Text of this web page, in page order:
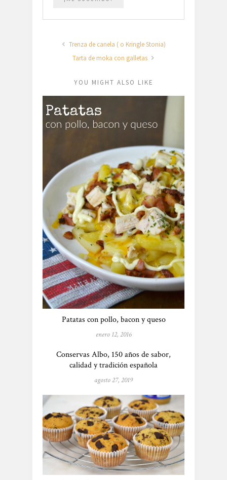
Trenza de canela ( o Kringle Stonia)
Tarta de moka con galletas
YOU MIGHT ALSO LIKE
Patatas con pollo, bacon y queso
enero 12, 2016
Conservas Albo, 150 años de sabor,
calidad y tradición española
agosto 27, 2019